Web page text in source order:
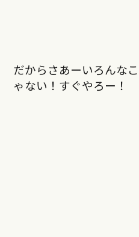
だからさあーいろんな
ゃない！すぐやろー！